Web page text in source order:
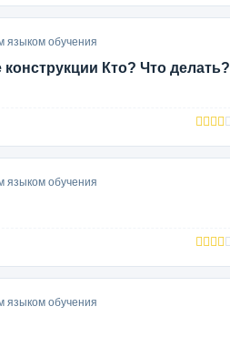
языком обучения
Кто? Что делать?
языком обучения
языком обучения